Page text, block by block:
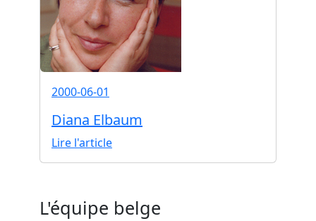
2000-06-01
Diana Elbaum
Lire l'article
L'équipe belge